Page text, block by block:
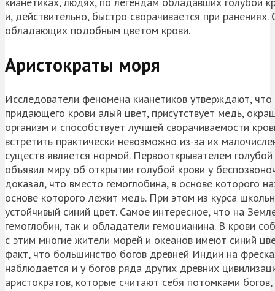
и, действительно, быстро сворачивается при
обладающих подобным цветом крови.
Аристократы моря
Исследователи феномена кианетиков утверждают,
придающего крови алый цвет, присутствует медь,
организм и способствует лучшей сворачиваемости
встретить практически невозможно из-за их
существ является нормой. Первооткрывателем
объявил миру об открытии голубой крови у
доказал, что вместо гемоглобина, в основе которого
основе которого лежит медь. При этом из курса
устойчивый синий цвет. Самое интересное, что на
гемоглобин, так и обладатели гемоцианина. В крови
с этим многие жители морей и океанов имеют синий
факт, что большинство богов древней Индии на
наблюдается и у богов ряда других древних
аристократов, которые считают себя потомками